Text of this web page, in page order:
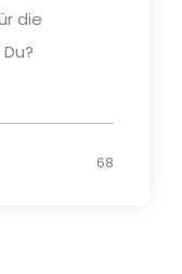
die
68